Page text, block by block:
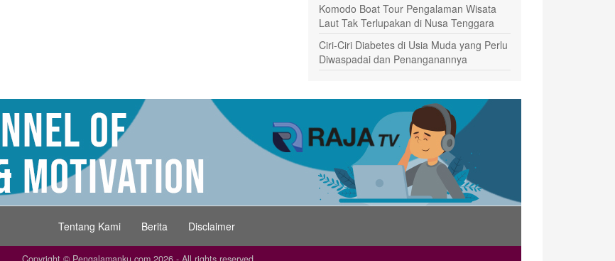
Komodo Boat Tour Pengalaman Wisata
Laut Tak Terlupakan di Nusa Tenggara
Ciri-Ciri Diabetes di Usia Muda yang Perlu
Diwaspadai dan Penanganannya
Tentang Kami Berita Disclaimer